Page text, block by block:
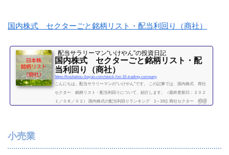
国内株式 セクターごと銘柄リスト・配当利回り（商社）
配当サラリーマン“いけやん”の投資日記 ​
国内株式 セクターごと銘柄リスト・配
当利回り（商社）
https://kouhaitou-ikeyan.com/stock-list-16-trading-company
こんにちは。配当サラリーマンの“いけやん”です。 この記事では、国内株式 商社
セクター 銘柄リスト・配当利回りについて、紹介します。（最終更新日：２０２
１／０８／０２） 国内株式の配当利回りランキング 1～10位 商社セクター 利回
続きを読む
小売業